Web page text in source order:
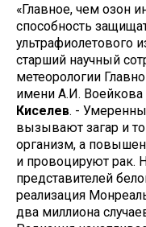
«Главное, чем озон
способность
ультрафиолетового
старший научный
метеорологии
имени А.И. Воейкова
Киселев. -
вызывают загар и
организм, а
и провоцируют рак.
представителей
реализация
два миллиона